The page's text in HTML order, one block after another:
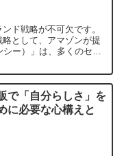
ド戦略が不可欠です。
として、アマゾンが提
ー）」は、多くのセラ
で「自分らしさ」を
に必要な心構えと